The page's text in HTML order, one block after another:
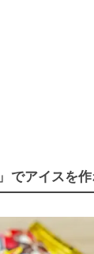
でアイスを